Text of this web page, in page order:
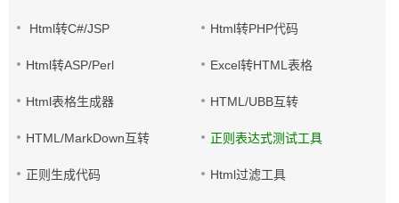
Html转C#/JSP Html转PHP代码
Html转ASP/Perl Excel转HTML表格
Html表格生成器 HTML/UBB互转
HTML/MarkDown互转 正则表达式测试工具
正则生成代码 Html过滤工具